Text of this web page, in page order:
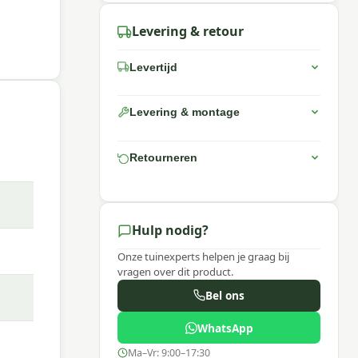
Levering & retour
Levertijd
Levering & montage
Retourneren
Hulp nodig?
Onze tuinexperts helpen je graag bij
vragen over dit product.
Bel ons
WhatsApp
Ma–Vr: 9:00–17:30